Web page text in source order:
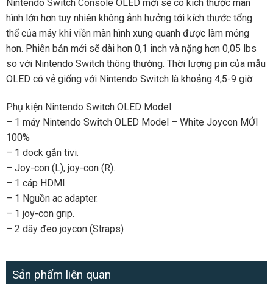
Nintendo Switch Console OLED mới sẽ có kích thước màn
hình lớn hơn tuy nhiên không ảnh hưởng tới kích thước tổng
thể của máy khi viền màn hình xung quanh được làm mỏng
hơn. Phiên bản mới sẽ dài hơn 0,1 inch và nặng hơn 0,05 lbs
so với Nintendo Switch thông thường. Thời lượng pin của mẫu
OLED có vẻ giống với Nintendo Switch là khoảng 4,5-9 giờ.
Phụ kiện Nintendo Switch OLED Model:
– 1 máy Nintendo Switch OLED Model – White Joycon MỚI
100%
– 1 dock gắn tivi.
– Joy-con (L), joy-con (R).
– 1 cáp HDMI.
– 1 Nguồn ac adapter.
– 1 joy-con grip.
– 2 dây đeo joycon (Straps)
Sản phẩm liên quan